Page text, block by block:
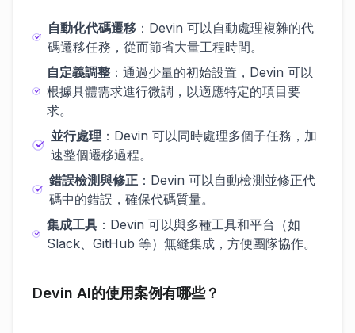
自動化代碼遷移 ：Devin 可以自動處理複雜的代
碼遷移任務，從而節省大量工程時間。
自定義調整 ：通過少量的初始設置，Devin 可以
根據具體需求進行微調，以適應特定的項目要
求。
並行處理 ：Devin 可以同時處理多個子任務，加
速整個遷移過程。
錯誤檢測與修正：Devin 可以自動檢測並修正代
碼中的錯誤，確保代碼質量。
集成工具 ：Devin 可以與多種工具和平台（如
Slack、GitHub 等）無縫集成，方便團隊協作。
Devin AI的使用案例有哪些？